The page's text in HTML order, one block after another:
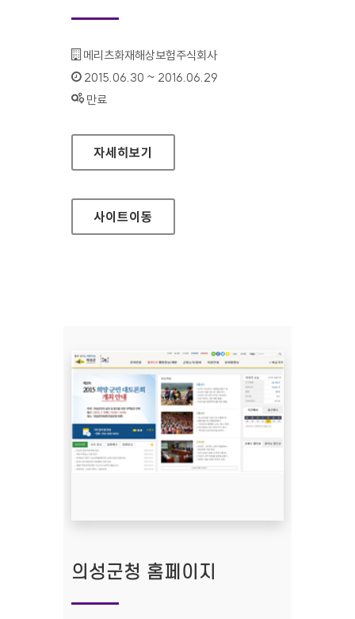
기관명 :
메리츠화재해상보험주식회사
인증기간 :
2015.06.30 ~ 2016.06.29
상태 :
만료
메리츠화재 다이렉트몰 홈페이지
자세히보기
사이트이동
의성군청 홈페이지